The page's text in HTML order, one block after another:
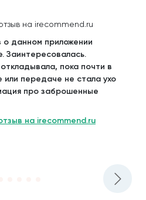
на irecommend.ru
о данном приложении
Заинтересовалась.
пока почти в
или передаче не стала ухо
про заброшенные
на irecommend.ru